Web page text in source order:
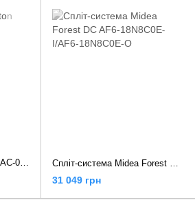
Спліт-система Liberton LAC-07JP Спліт-система Midea Forest DC AF6-18N8C0E-I/AF6-18N8C0E-O
31 049 грн